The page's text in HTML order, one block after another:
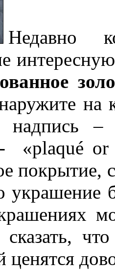
Недавно
на
надпись –
«plaqué or
покрытие,
ценятся